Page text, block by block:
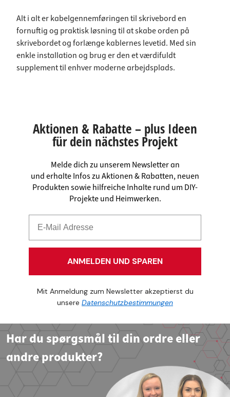
Alt i alt er kabelgennemføringen til skrivebord en
fornuftig og praktisk løsning til at skabe orden på
skrivebordet og forlænge kablernes levetid. Med sin
enkle installation og brug er den et værdifuldt
supplement til enhver moderne arbejdsplads.
Aktionen & Rabatte – plus Ideen
für dein nächstes Projekt
Melde dich zu unserem Newsletter an
und erhalte Infos zu Aktionen & Rabatten, neuen
Produkten sowie hilfreiche Inhalte rund um DIY-
Projekte und Heimwerken.
ANMELDEN UND SPAREN
Mit Anmeldung zum Newsletter akzeptierst du
unsere Datenschutzbestimmungen
Har du spørgsmål til din ordre eller
andre produkter?